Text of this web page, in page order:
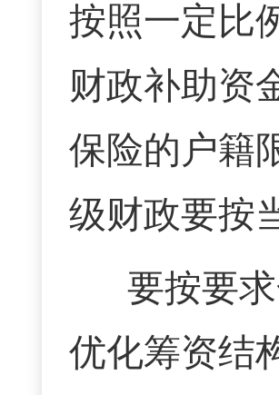
按照一定比
财政补助资
保险的户籍
级财政要按
要按要
优化筹资结